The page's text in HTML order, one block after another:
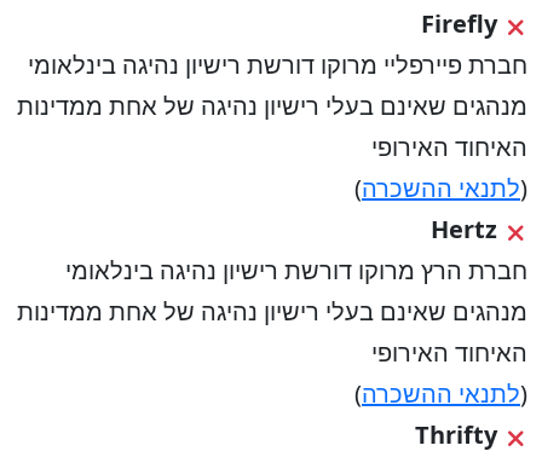
Firefly
חברת פיירפליי מרוקו דורשת רישיון נהיגה בינלאומי
מנהגים שאינם בעלי רישיון נהיגה של אחת ממדינות
האיחוד האירופי
(לתנאי ההשכרה)
Hertz
חברת הרץ מרוקו דורשת רישיון נהיגה בינלאומי
מנהגים שאינם בעלי רישיון נהיגה של אחת ממדינות
האיחוד האירופי
(לתנאי ההשכרה)
Thrifty